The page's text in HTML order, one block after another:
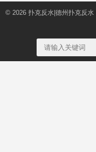
© 2026 扑克反水|德州扑克反水